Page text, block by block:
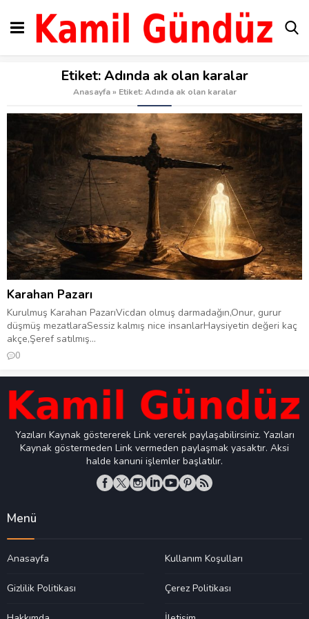
Etiket:Adında ak olan karalar
Anasayfa » Etiket: Adında ak olan karalar
Karahan Pazarı
Kurulmuş Karahan Pazarı‎Vicdan olmuş darmadağın,‎Onur, gurur
düşmüş mezatlara‎Sessiz kalmış nice insanlar‎‎Haysiyetin değeri kaç
akçe,‎Şeref satılmış...
0
Yazıları Kaynak göstererek Link vererek paylaşabilirsiniz. Yazıları
Kaynak göstermeden Link vermeden paylaşmak yasaktır. Aksi
halde kanuni işlemler başlatılır.
Menü
Anasayfa Kullanım Koşulları
Gizlilik Politikası Çerez Politikası